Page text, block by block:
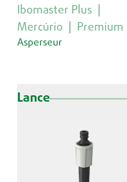
Ibomaster Plus
Mercúrio
Premium
Asperseur
Lance